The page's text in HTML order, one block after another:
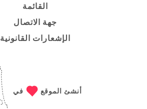
القائمة
جهة الاتصال
الإشعارات القانونية
أنشئ الموقع في